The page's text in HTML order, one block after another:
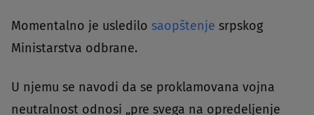
Momentalno je usledilo saopštenje srpskog
Ministarstva odbrane.
U njemu se navodi da se proklamovana vojna
neutralnost odnosi „pre svega na opredeljenje